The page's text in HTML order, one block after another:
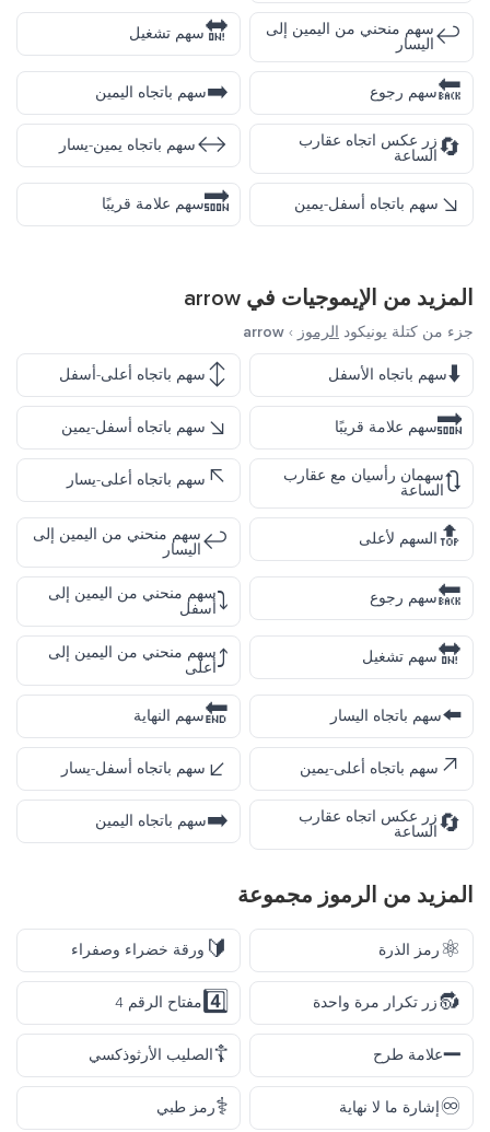
↩️سهم منحني من اليمين إلى
اليسار
🔛سهم تشغيل
🔙سهم رجوع ➡️سهم باتجاه اليمين
🔄زر عكس اتجاه عقارب
الساعة
↔️سهم باتجاه يمين-يسار
↘️ سهم باتجاه أسفل-يمين 🔜سهم علامة قريبًا
المزيد من الإيموجيات في arrow
جزء من كتلة يونيكود الرموز ›
arrow
⬇️سهم باتجاه الأسفل ↕️ سهم باتجاه أعلى-أسفل
🔜سهم علامة قريبًا ↘️ سهم باتجاه أسفل-يمين
🔃سهمان رأسيان مع عقارب
الساعة
↖️ سهم باتجاه أعلى-يسار
🔝السهم لأعلى ↩️سهم منحني من اليمين إلى
اليسار
🔙سهم رجوع ⤵️سهم منحني من اليمين إلى
أسفل
🔛سهم تشغيل ⤴️سهم منحني من اليمين إلى
أعلى
⬅️سهم باتجاه اليسار 🔚سهم النهاية
↗️ سهم باتجاه أعلى-يمين ↙️ سهم باتجاه أسفل-يسار
🔄زر عكس اتجاه عقارب
الساعة
➡️سهم باتجاه اليمين
المزيد من الرموز مجموعة
⚛️رمز الذرة 🔰 ورقة خضراء وصفراء
🔂زر تكرار مرة واحدة 4️⃣ مفتاح الرقم 4
➖علامة طرح ☦️الصليب الأرثوذكسي
♾️إشارة ما لا نهاية ⚕️رمز طبي